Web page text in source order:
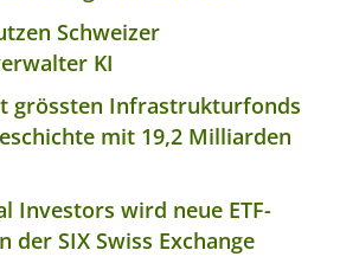
Schweizer
KI
grössten Infrastrukturfonds
mit 19,2 Milliarden
Investors wird neue ETF-
der SIX Swiss Exchange